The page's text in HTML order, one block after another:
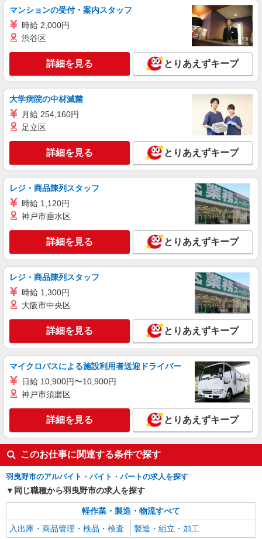
派遣社員
株式会社日本ワークプレイス関西/377
時給1,360円 月収例： 1360円×7時間30分＝
10,200円×22日＝22万4,400円 別途 交通費全額支
給 大阪府羽曳野市
キープ 詳細を見る
株式会社日本ワークプレイス関西/654
マシンオペレーター
時給1,300円 月収例： 1300円×7時間45分＝
10,075円×20日＝20万1,500円 別途 交通費全額支
キープ 詳細を見る
マンションの受付・案内スタッフ
時給 2,000円
渋谷区
詳細を見る とりあえずキープ
大学病院の中材滅菌
月給 254,160円
足立区
詳細を見る とりあえずキープ
レジ・商品陳列スタッフ
時給 1,120円
神戸市垂水区
詳細を見る とりあえずキープ
レジ・商品陳列スタッフ
時給 1,300円
大阪市中央区
詳細を見る とりあえずキープ
マイクロバスによる施設利用者送迎ドライバー
日給 10,900円〜10,900円
神戸市須磨区
詳細を見る とりあえずキープ
このお仕事に関連する条件で探す
羽曳野市のアルバイト・バイト・パートの求人を探す
同じ職種から羽曳野市の求人を探す
軽作業・製造・物流すべて
入出庫・商品管理・検品・検査
製造・組立・加工